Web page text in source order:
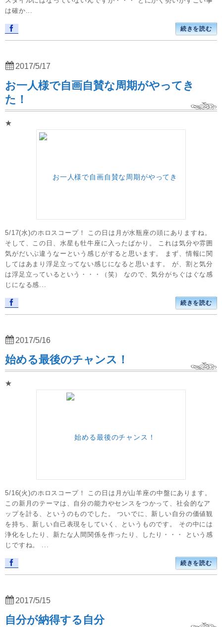
は確か...
続きを読む
お一人様で自画自賛な周期がやってき
た！
★
5/17(水)のホロスコープ！ この日は月が水瓶座の頭にありますね。
そして、この日、水星も牡牛座に入ったばかり。 これは気分や雰囲
気がだいぶ違うなーという感じがすると思います。 まず、情報に関
してはあまり浮足立ってない感じになると思います。 が、割と気分
は浮足立っているという・・・（笑） なので、気分がちぐはぐな感
じになる感...
続きを読む
2017/5/17
始める最後のチャンス！
★
5/16(火)のホロスコープ！ この日は月が山羊座の中盤にあります。
この新月のテーマは、自分の能力やセンスをつかって、社会的なア
ップを計る、というのものでした。 ついでに、新しい自分の価値観
を持ち、新しい自己表現をしていく、というものです。 その中には
浄化をしたり、新たな人間関係を作ったり、したり・・・ という感
じですね。 ...
続きを読む
2017/5/16
自分が納得する自分
2017/5/15